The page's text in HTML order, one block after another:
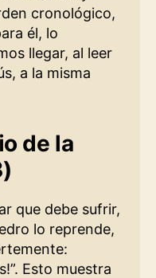
cronológico,
él, lo
llegar, al leer
a la misma
de la
que debe sufrir,
lo reprende,
Esto muestra